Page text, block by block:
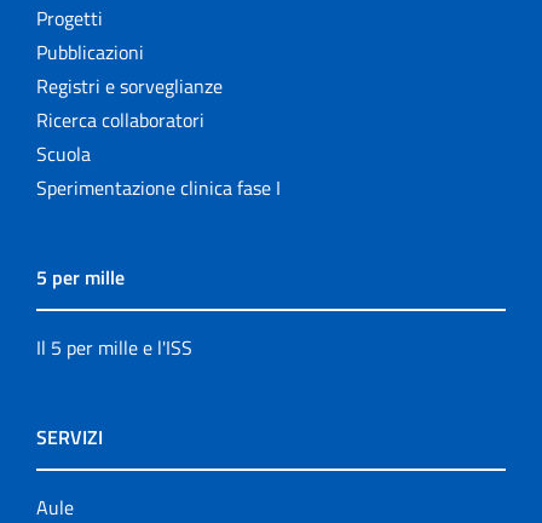
Progetti
Pubblicazioni
Registri e sorveglianze
Ricerca collaboratori
Scuola
Sperimentazione clinica fase I
5 per mille
Il 5 per mille e l'ISS
SERVIZI
Aule